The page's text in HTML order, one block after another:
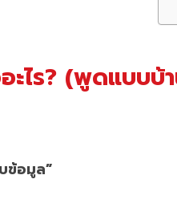
ะไร? (พูดแบบบ้
ข้อมูล”